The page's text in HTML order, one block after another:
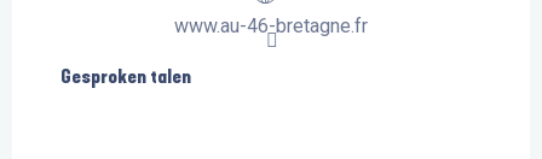
www.au-46-bretagne.fr
Gesproken talen
Gesproken talen